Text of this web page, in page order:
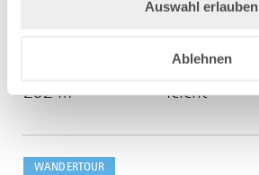
Auswahl erlauben
Ablehnen
292 m leicht
WANDERTOUR
dazu